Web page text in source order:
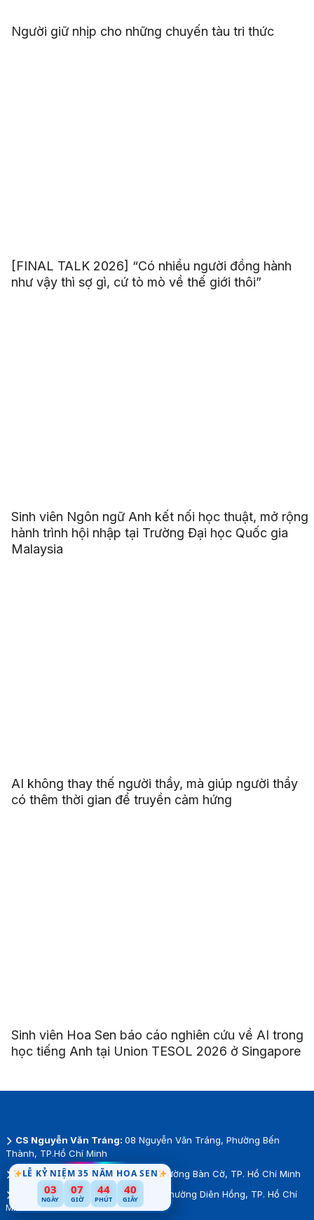
LỄ KỶ NIỆM 35 NĂM HOA SEN
03
NGÀY
07
GIỜ
44
PHÚT
38
GIÂY
Người giữ nhịp cho những chuyến tàu tri thức
[FINAL TALK 2026] “Có nhiều người đồng hành
như vậy thì sợ gì, cứ tò mò về thế giới thôi”
Sinh viên Ngôn ngữ Anh kết nối học thuật, mở rộng
hành trình hội nhập tại Trường Đại học Quốc gia
Malaysia
AI không thay thế người thầy, mà giúp người thầy
có thêm thời gian để truyền cảm hứng
Sinh viên Hoa Sen báo cáo nghiên cứu về AI trong
học tiếng Anh tại Union TESOL 2026 ở Singapore
CS Nguyễn Văn Tráng: 08 Nguyễn Văn Tráng, Phường Bến
Thành, TP.Hồ Chí Minh
CS Cao Thắng:93 Cao Thắng, Phường Bàn Cờ, TP. Hồ Chí Minh
CS Thành Thái:
7/1 Thành Thái, Phường Diên Hồng, TP. Hồ Chí
Minh